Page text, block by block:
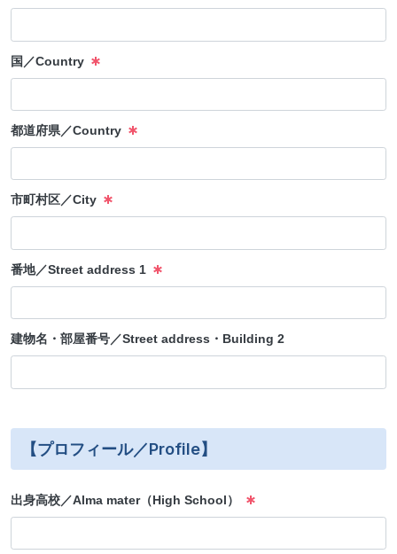
国／Country
都道府県／Country
市町村区／City
番地／Street address 1
建物名・部屋番号／Street address・Building 2
【プロフィール／Profile】
出身高校／Alma mater（High School）